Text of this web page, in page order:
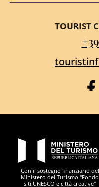
TOURIST
Con il sostegno finanziario del
Ministero del Turismo "Fondo
siti UNESCO e città creative"